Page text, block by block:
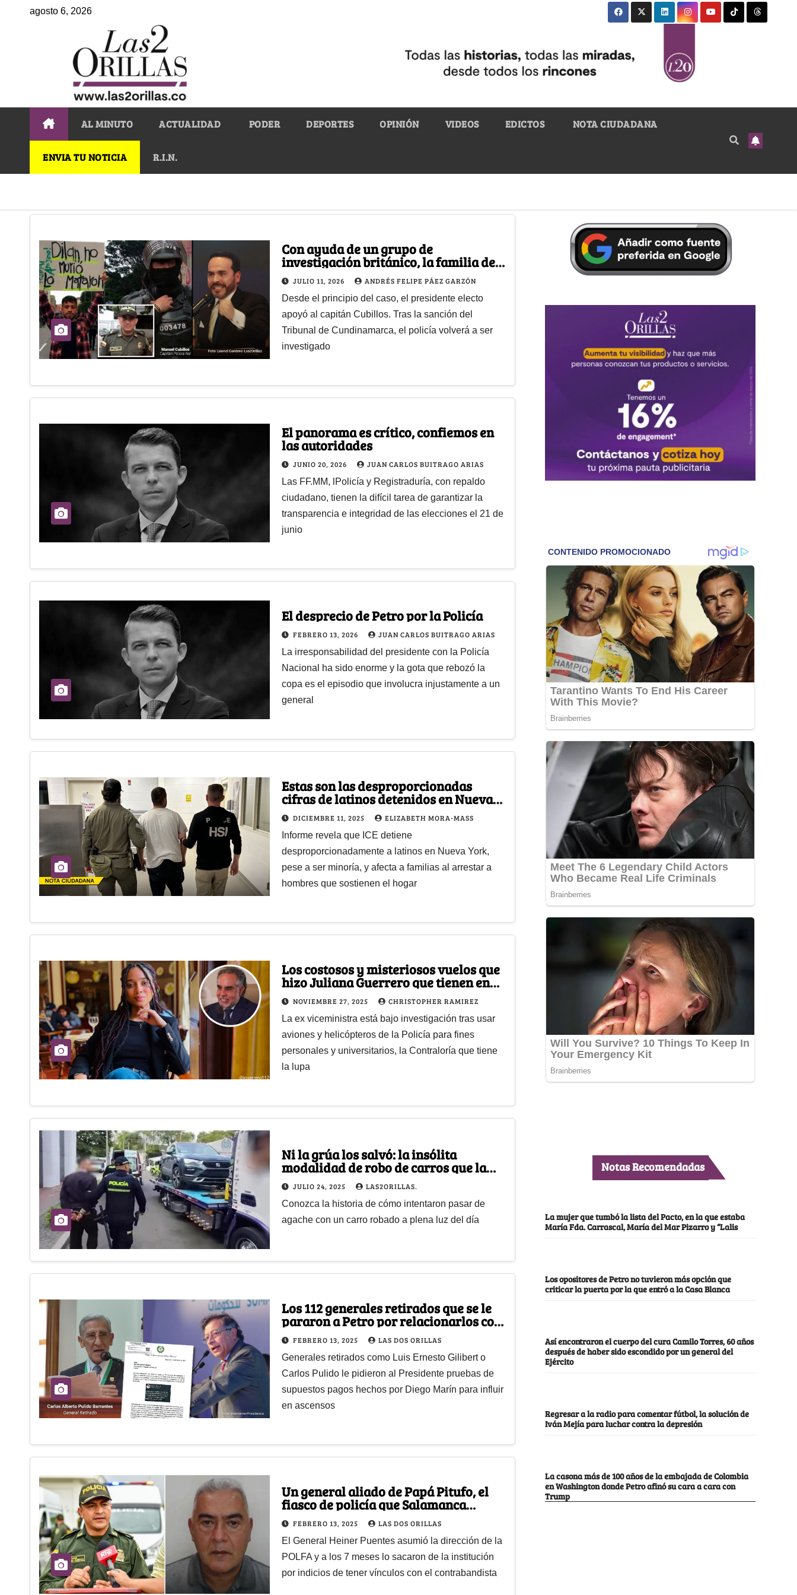
agosto 6, 2026
AL MINUTO ACTUALIDAD PODER DEPORTES OPINIÓN VIDEOS EDICTOS NOTA CIUDADANA
ENVIA TU NOTICIA R.I.N.
Con ayuda de un grupo de
investigación británico, la familia de
Dilan Cruz derrotó a los abogados de
De la Espriella
JULIO 11, 2026 ANDRÉS FELIPE PÁEZ GARZÓN
Desde el principio del caso, el presidente electo
apoyó al capitán Cubillos. Tras la sanción del
Tribunal de Cundinamarca, el policía volverá a ser
investigado
El panorama es crítico, confiemos en
las autoridades
JUNIO 20, 2026 JUAN CARLOS BUITRAGO ARIAS
Las FF.MM, lPolicía y Registraduría, con repaldo
ciudadano, tienen la difícil tarea de garantizar la
transparencia e integridad de las elecciones el 21 de
junio
El desprecio de Petro por la Policía
FEBRERO 13, 2026 JUAN CARLOS BUITRAGO ARIAS
La irresponsabilidad del presidente con la Policía
Nacional ha sido enorme y la gota que rebozó la
copa es el episodio que involucra injustamente a un
general
Estas son las desproporcionadas
cifras de latinos detenidos en Nueva
York
DICIEMBRE 11, 2025 ELIZABETH MORA-MASS
Informe revela que ICE detiene
desproporcionadamente a latinos en Nueva York,
pese a ser minoría, y afecta a familias al arrestar a
hombres que sostienen el hogar
Los costosos y misteriosos vuelos que
hizo Juliana Guerrero que tienen en
líos a Benedetti y a la Policía
NOVIEMBRE 27, 2025 CHRISTOPHER RAMIREZ
La ex viceministra está bajo investigación tras usar
aviones y helicópteros de la Policía para fines
personales y universitarios, la Contraloría que tiene
la lupa
Ni la grúa los salvó: la insólita
modalidad de robo de carros que la
Policía ya tiene en la mira
JULIO 24, 2025 LAS2ORILLAS.
Conozca la historia de cómo intentaron pasar de
agache con un carro robado a plena luz del día
Los 112 generales retirados que se le
pararon a Petro por relacionarlos con
Papá Pitufo
FEBRERO 13, 2025 LAS DOS ORILLAS
Generales retirados como Luis Ernesto Gilibert o
Carlos Pulido le pidieron al Presidente pruebas de
supuestos pagos hechos por Diego Marín para influir
en ascensos
Un general aliado de Papá Pitufo, el
fiasco de policía que Salamanca
nombró para controlar los puertos
FEBRERO 13, 2025 LAS DOS ORILLAS
El General Heiner Puentes asumió la dirección de la
POLFA y a los 7 meses lo sacaron de la institución
por indicios de tener vínculos con el contrabandista
Notas Recomendadas
La mujer que tumbó la lista del Pacto, en la que estaba
María Fda. Carrascal, María del Mar Pizarro y “Lalis
Los opositores de Petro no tuvieron más opción que
criticar la puerta por la que entró a la Casa Blanca
Así encontraron el cuerpo del cura Camilo Torres, 60 años
después de haber sido escondido por un general del
Ejército
Regresar a la radio para comentar fútbol, la solución de
Iván Mejía para luchar contra la depresión
La casona más de 100 años de la embajada de Colombia
en Washington donde Petro afinó su cara a cara con
Trump